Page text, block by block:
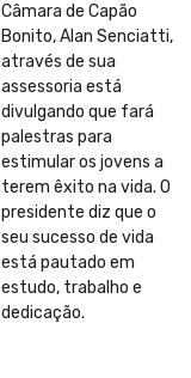
Câmara de Capão
Bonito, Alan Senciatti,
através de sua
assessoria está
divulgando que fará
palestras para
estimular os jovens a
terem êxito na vida. O
presidente diz que o
seu sucesso de vida
está pautado em
estudo, trabalho e
dedicação.